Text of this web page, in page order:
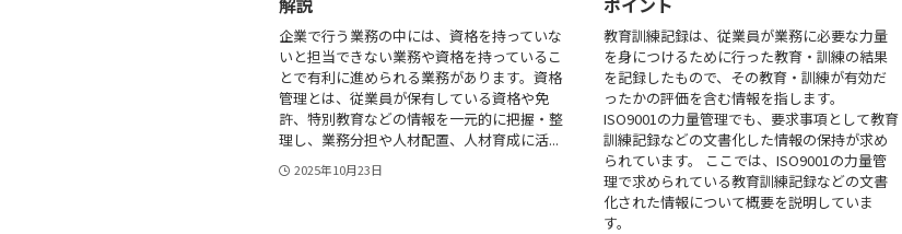
企業で行う業務の中には、資格を持っていな
いと担当できない業務や資格を持っているこ
とで有利に進められる業務があります。資格
管理とは、従業員が保有している資格や免
許、特別教育などの情報を一元的に把握・整
理し、業務分担や人材配置、人材育成に活...
2025年10月23日
教育訓練記録は、従業員が業務に必要な力量
を身につけるために行った教育・訓練の結果
を記録したもので、その教育・訓練が有効だ
ったかの評価を含む情報を指します。
ISO9001の力量管理でも、要求事項として教育
訓練記録などの文書化した情報の保持が求め
られています。 ここでは、ISO9001の力量管
理で求められている教育訓練記録などの文書
化された情報について概要を説明していま
す。